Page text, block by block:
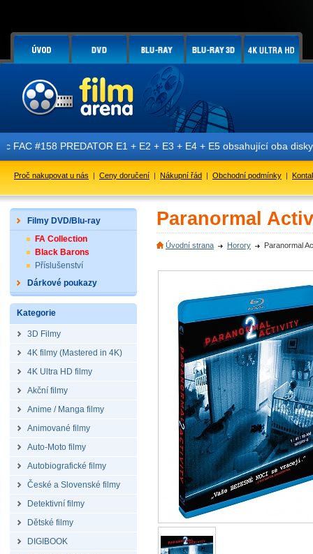
E1 + E2 + E3 + E4 + E5 obsahující oba disky 4K Ultra
Proč nakupovat u nás | Ceny doručení | Nákupní řád | Obchodní podmínky |
Filmy DVD/Blu-ray
FA Collection
Black Barons
Příslušenství
Dárkové poukazy
Kategorie
3D Filmy
4K filmy (Mastered in 4K)
4K Ultra HD filmy
Akční filmy
Anime / Manga filmy
Animované filmy
Auto-Moto filmy
Autobiografické filmy
České a Slovenské filmy
Detektivní filmy
Dětské filmy
DIGIBOOK
Paranormal
Úvodní strana Horory Paranormal